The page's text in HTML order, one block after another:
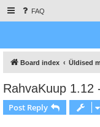
FAQ
Board index Üldised
RahvaKuup 1.12
Post Reply